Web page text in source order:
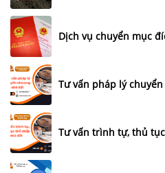
Dịch vụ chuyển mục
Tư vấn pháp lý
Tư vấn trình tự, thủ